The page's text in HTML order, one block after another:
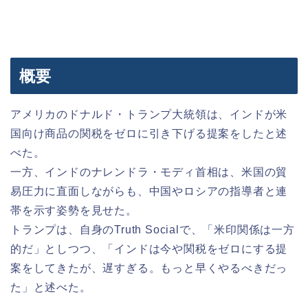
概要
アメリカのドナルド・トランプ大統領は、インドが米
国向け商品の関税をゼロに引き下げる提案をしたと述
べた。
一方、インドのナレンドラ・モディ首相は、米国の貿
易圧力に直面しながらも、中国やロシアの指導者と連
帯を示す姿勢を見せた。
トランプは、自身のTruth Socialで、「米印関係は一方
的だ」としつつ、「インドは今や関税をゼロにする提
案をしてきたが、遅すぎる。もっと早くやるべきだっ
た」と述べた。